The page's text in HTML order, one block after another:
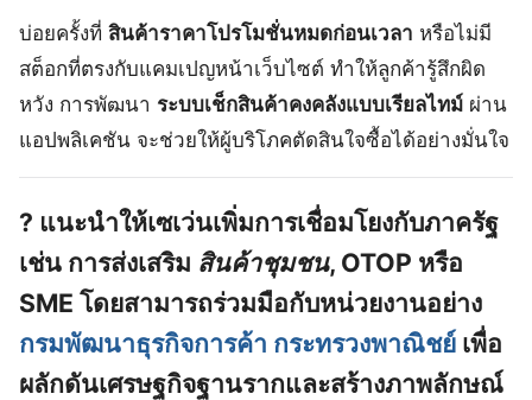
บ่อยครั้งที่ สินค้าราคาโปรโมชั่นหมดก่อนเวลา หรือไม่มี
สต็อกที่ตรงกับแคมเปญหน้าเว็บไซต์ ทำให้ลูกค้ารู้สึกผิด
หวัง การพัฒนา ระบบเช็กสินค้าคงคลังแบบเรียลไทม์ ผ่าน
แอปพลิเคชัน จะช่วยให้ผู้บริโภคตัดสินใจซื้อได้อย่างมั่นใจ
? แนะนำให้เซเว่นเพิ่มการเชื่อมโยงกับภาครัฐ
เช่น การส่งเสริม สินค้าชุมชน, OTOP หรือ
SME โดยสามารถร่วมมือกับหน่วยงานอย่าง
กรมพัฒนาธุรกิจการค้า กระทรวงพาณิชย์ เพื่อ
ผลักดันเศรษฐกิจฐานรากและสร้างภาพลักษณ์